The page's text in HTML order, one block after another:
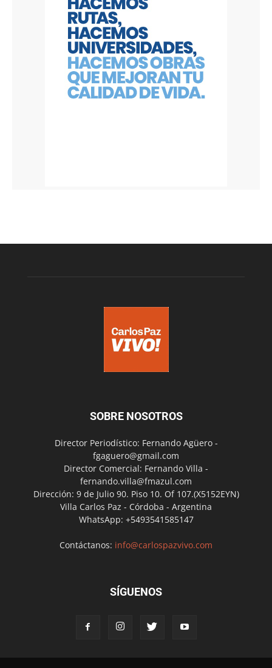
SOBRE NOSOTROS
Director Periodístico: Fernando Agüero -
fgaguero@gmail.com
Director Comercial: Fernando Villa -
fernando.villa@fmazul.com
Dirección: 9 de Julio 90. Piso 10. Of 107.(X5152EYN)
Villa Carlos Paz - Córdoba - Argentina
WhatsApp: +5493541585147
Contáctanos: info@carlospazvivo.com
SÍGUENOS